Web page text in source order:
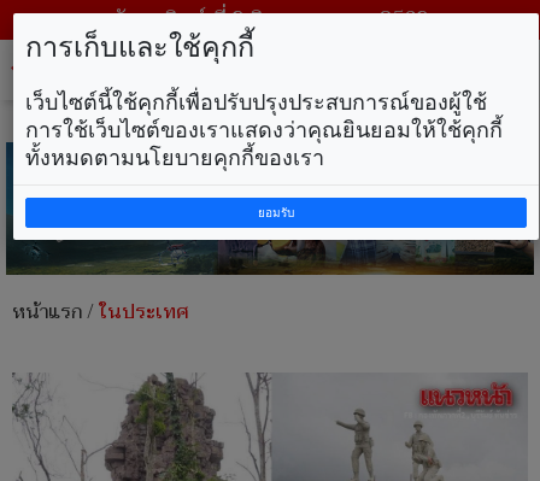
วันอาทิตย์ ที่ 9 สิงหาคม พ.ศ. 2569
หน้าแรก/ในประเทศ
การเก็บและใช้คุกกี้
เว็บไซต์นี้ใช้คุกกี้เพื่อปรับปรุงประสบการณ์ของผู้ใช้
การใช้เว็บไซต์ของเราแสดงว่าคุณยินยอมให้ใช้คุกกี้
ทั้งหมดตามนโยบายคุกกี้ของเรา
ยอมรับ